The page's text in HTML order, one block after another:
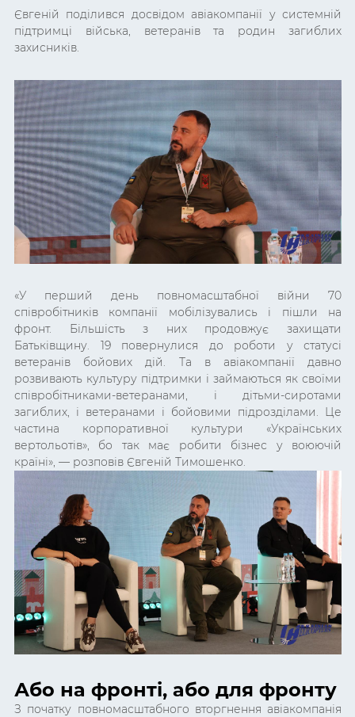
Євгеній поділився досвідом авіакомпанії у системній
підтримці війська, ветеранів та родин загиблих
захисників.
«У перший день повномасштабної війни 70
співробітників компанії мобілізувались і пішли на
фронт. Більшість з них продовжує захищати
Батьківщину. 19 повернулися до роботи у статусі
ветеранів бойових дій. Та в авіакомпанії давно
розвивають культуру підтримки і займаються як своїми
співробітниками-ветеранами, і дітьми-сиротами
загиблих, і ветеранами і бойовими підрозділами. Це
частина корпоративної культури «Українських
вертольотів», бо так має робити бізнес у воюючій
країні», — розповів Євгеній Тимошенко.
Або на фронті, або для фронту
З початку повномасштабного вторгнення авіакомпанія